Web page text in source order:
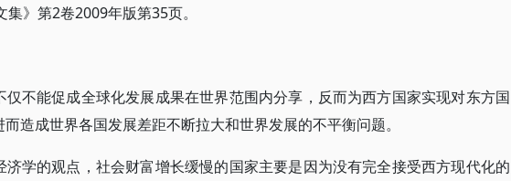
》第2卷2009年版第35页。
仅不能促成全球化发展成果在世界范围内分享，反而为西方国家实现对东方国
造成世界各国发展差距不断拉大和世界发展的不平衡问题。
济学的观点，社会财富增长缓慢的国家主要是因为没有完全接受西方现代化的